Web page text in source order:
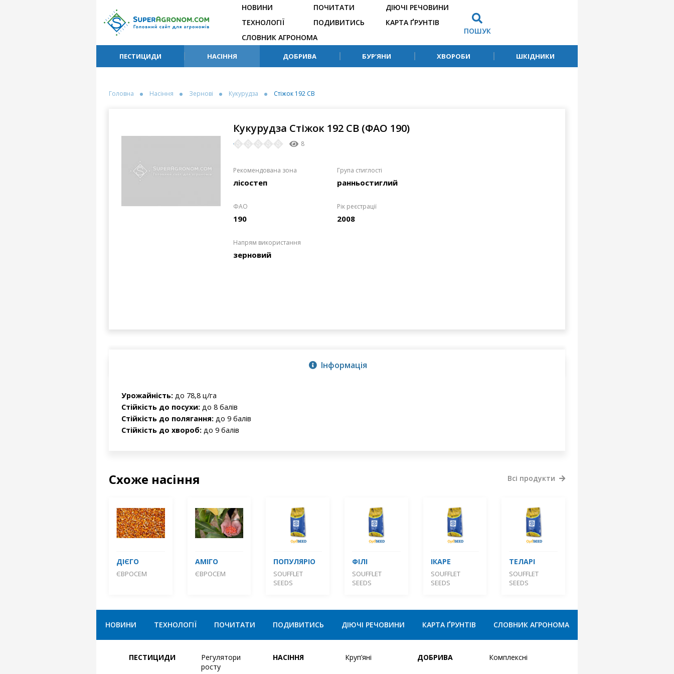
НОВИНИ
ТЕХНОЛОГІЇ
ПОЧИТАТИ
ПОДИВИТИСЬ
ДІЮЧІ РЕЧОВИНИ
КАРТА ҐРУНТІВ
СЛОВНИК АГРОНОМА
ПОШУК
ПЕСТИЦИДИ НАСІННЯ ДОБРИВА БУР’ЯНИ ХВОРОБИ ШКІДНИКИ
Головна Насіння Зернові Кукурудза Стіжок 192 СВ
Кукурудза Стіжок 192 СВ (ФАО 190)
8
Рекомендована зона
лісостеп
Група стиглості
ранньостиглий
ФАО
190
Рік реєстрації
2008
Напрям використання
зерновий
Інформація
Урожайність: до 78,8 ц/га
Стійкість до посухи: до 8 балів
Стійкість до полягання: до 9 балів
Стійкість до хвороб: до 9 балів
Схоже насіння
ДІЄГО
ЄВРОСЕМ
АМІГО
ЄВРОСЕМ
ПОПУЛЯРІО
SOUFFLET
SEEDS
ФІЛІ
SOUFFLET
SEEDS
ІКАРЕ
SOUFFLET
SEEDS
ТЕЛАРІ
SOUFFLET
SEEDS
Всі продукти
НОВИНИ ТЕХНОЛОГІЇ ПОЧИТАТИ ПОДИВИТИСЬ ДІЮЧІ РЕЧОВИНИ КАРТА ҐРУНТІВ СЛОВНИК АГРОНОМА
ПЕСТИЦИДИ
Регулятори
росту
НАСІННЯ Круп’яні ДОБРИВА Комплексні